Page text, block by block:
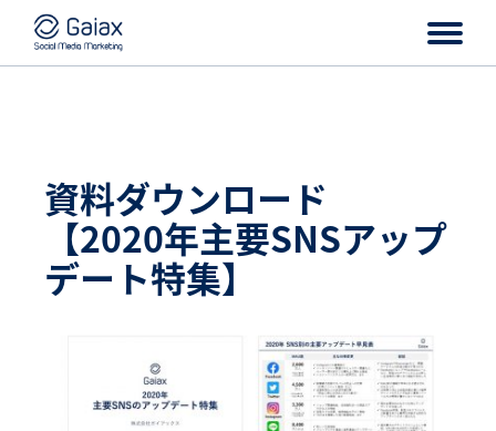
資料ダウンロード
【2020年主要SNSアップ
デート特集】